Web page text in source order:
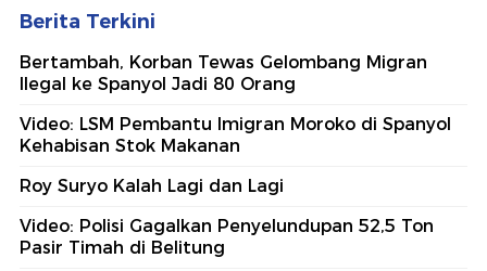
Berita Terkini
Bertambah, Korban Tewas Gelombang Migran
Ilegal ke Spanyol Jadi 80 Orang
Video: LSM Pembantu Imigran Moroko di Spanyol
Kehabisan Stok Makanan
Roy Suryo Kalah Lagi dan Lagi
Video: Polisi Gagalkan Penyelundupan 52,5 Ton
Pasir Timah di Belitung